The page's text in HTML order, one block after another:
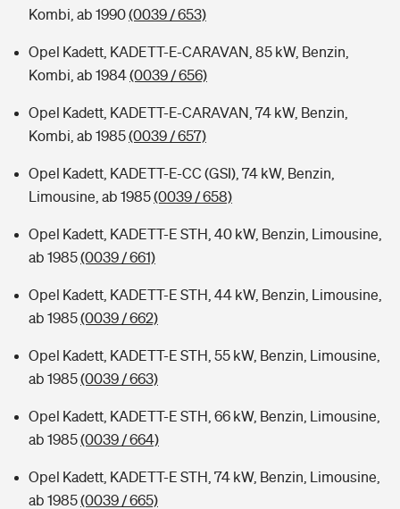
Kombi, ab 1990(0039 / 653)
Opel Kadett, KADETT-E-CARAVAN, 85 kW, Benzin,
Kombi, ab 1984(0039 / 656)
Opel Kadett, KADETT-E-CARAVAN, 74 kW, Benzin,
Kombi, ab 1985(0039 / 657)
Opel Kadett, KADETT-E-CC (GSI), 74 kW, Benzin,
Limousine, ab 1985(0039 / 658)
Opel Kadett, KADETT-E STH, 40 kW, Benzin, Limousine,
ab 1985(0039 / 661)
Opel Kadett, KADETT-E STH, 44 kW, Benzin, Limousine,
ab 1985(0039 / 662)
Opel Kadett, KADETT-E STH, 55 kW, Benzin, Limousine,
ab 1985(0039 / 663)
Opel Kadett, KADETT-E STH, 66 kW, Benzin, Limousine,
ab 1985(0039 / 664)
Opel Kadett, KADETT-E STH, 74 kW, Benzin, Limousine,
ab 1985(0039 / 665)